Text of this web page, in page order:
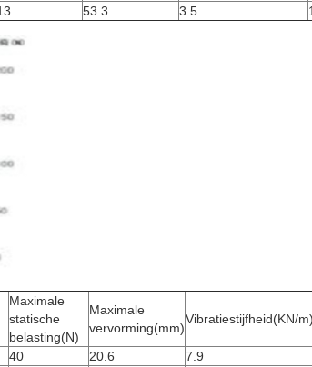
53.3 3.5
Maximale
statische
belasting(N)
Maximale
vervorming(mm)
Vibratiestijfheid(KN/
40 20.6
7.9